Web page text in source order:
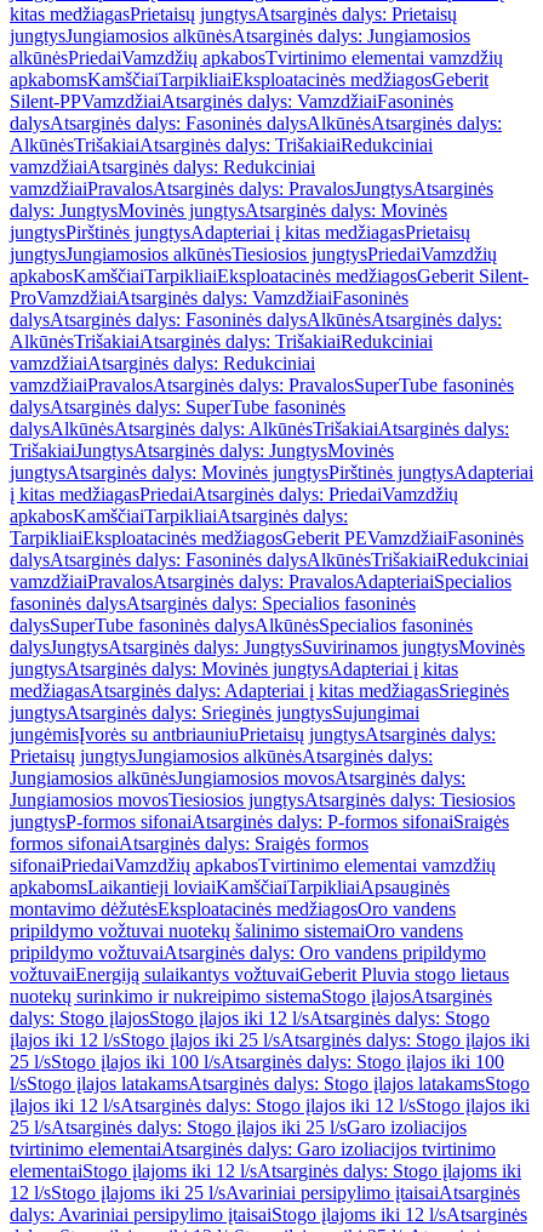
kitas medžiagasPrietaisų jungtysAtsarginės dalys: Prietaisų
jungtysJungiamosios alkūnėsAtsarginės dalys: Jungiamosios
alkūnėsPriedaiVamzdžių apkabosTvirtinimo elementai vamzdžių
apkabomsKamščiaiTarpikliaiEksploatacinės medžiagosGeberit
Silent-PPVamzdžiaiAtsarginės dalys: VamzdžiaiFasoninės
dalysAtsarginės dalys: Fasoninės dalysAlkūnėsAtsarginės dalys:
AlkūnėsTrišakiaiAtsarginės dalys: TrišakiaiRedukciniai
vamzdžiaiAtsarginės dalys: Redukciniai
vamzdžiaiPravalosAtsarginės dalys: PravalosJungtysAtsarginės
dalys: JungtysMovinės jungtysAtsarginės dalys: Movinės
jungtysPirštinės jungtysAdapteriai į kitas medžiagasPrietaisų
jungtysJungiamosios alkūnėsTiesiosios jungtysPriedaiVamzdžių
apkabosKamščiaiTarpikliaiEksploatacinės medžiagosGeberit Silent-
ProVamzdžiaiAtsarginės dalys: VamzdžiaiFasoninės
dalysAtsarginės dalys: Fasoninės dalysAlkūnėsAtsarginės dalys:
AlkūnėsTrišakiaiAtsarginės dalys: TrišakiaiRedukciniai
vamzdžiaiAtsarginės dalys: Redukciniai
vamzdžiaiPravalosAtsarginės dalys: PravalosSuperTube fasoninės
dalysAtsarginės dalys: SuperTube fasoninės
dalysAlkūnėsAtsarginės dalys: AlkūnėsTrišakiaiAtsarginės dalys:
TrišakiaiJungtysAtsarginės dalys: JungtysMovinės
jungtysAtsarginės dalys: Movinės jungtysPirštinės jungtysAdapteriai
į kitas medžiagasPriedaiAtsarginės dalys: PriedaiVamzdžių
apkabosKamščiaiTarpikliaiAtsarginės dalys:
TarpikliaiEksploatacinės medžiagosGeberit PEVamzdžiaiFasoninės
dalysAtsarginės dalys: Fasoninės dalysAlkūnėsTrišakiaiRedukciniai
vamzdžiaiPravalosAtsarginės dalys: PravalosAdapteriaiSpecialios
fasoninės dalysAtsarginės dalys: Specialios fasoninės
dalysSuperTube fasoninės dalysAlkūnėsSpecialios fasoninės
dalysJungtysAtsarginės dalys: JungtysSuvirinamos jungtysMovinės
jungtysAtsarginės dalys: Movinės jungtysAdapteriai į kitas
medžiagasAtsarginės dalys: Adapteriai į kitas medžiagasSrieginės
jungtysAtsarginės dalys: Srieginės jungtysSujungimai
jungėmisĮvorės su antbriauniuPrietaisų jungtysAtsarginės dalys:
Prietaisų jungtysJungiamosios alkūnėsAtsarginės dalys:
Jungiamosios alkūnėsJungiamosios movosAtsarginės dalys:
Jungiamosios movosTiesiosios jungtysAtsarginės dalys: Tiesiosios
jungtysP-formos sifonaiAtsarginės dalys: P-formos sifonaiSraigės
formos sifonaiAtsarginės dalys: Sraigės formos
sifonaiPriedaiVamzdžių apkabosTvirtinimo elementai vamzdžių
apkabomsLaikantieji loviaiKamščiaiTarpikliaiApsauginės
montavimo dėžutėsEksploatacinės medžiagosOro vandens
pripildymo vožtuvai nuotekų šalinimo sistemaiOro vandens
pripildymo vožtuvaiAtsarginės dalys: Oro vandens pripildymo
vožtuvaiEnergiją sulaikantys vožtuvaiGeberit Pluvia stogo lietaus
nuotekų surinkimo ir nukreipimo sistemaStogo įlajosAtsarginės
dalys: Stogo įlajosStogo įlajos iki 12 l/sAtsarginės dalys: Stogo
įlajos iki 12 l/sStogo įlajos iki 25 l/sAtsarginės dalys: Stogo įlajos iki
25 l/sStogo įlajos iki 100 l/sAtsarginės dalys: Stogo įlajos iki 100
l/sStogo įlajos latakamsAtsarginės dalys: Stogo įlajos latakamsStogo
įlajos iki 12 l/sAtsarginės dalys: Stogo įlajos iki 12 l/sStogo įlajos iki
25 l/sAtsarginės dalys: Stogo įlajos iki 25 l/sGaro izoliacijos
tvirtinimo elementaiAtsarginės dalys: Garo izoliacijos tvirtinimo
elementaiStogo įlajoms iki 12 l/sAtsarginės dalys: Stogo įlajoms iki
12 l/sStogo įlajoms iki 25 l/sAvariniai persipylimo įtaisaiAtsarginės
dalys: Avariniai persipylimo įtaisaiStogo įlajoms iki 12 l/sAtsarginės